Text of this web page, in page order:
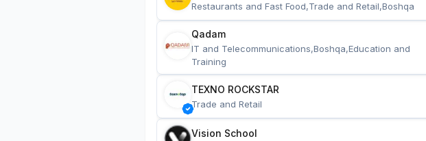
Restaurants and Fast Food,Trade and Retail,Boshqa
Qadam
IT and Telecommunications,Boshqa,Education and
Training
TEXNO ROCKSTAR
Trade and Retail
Vision School